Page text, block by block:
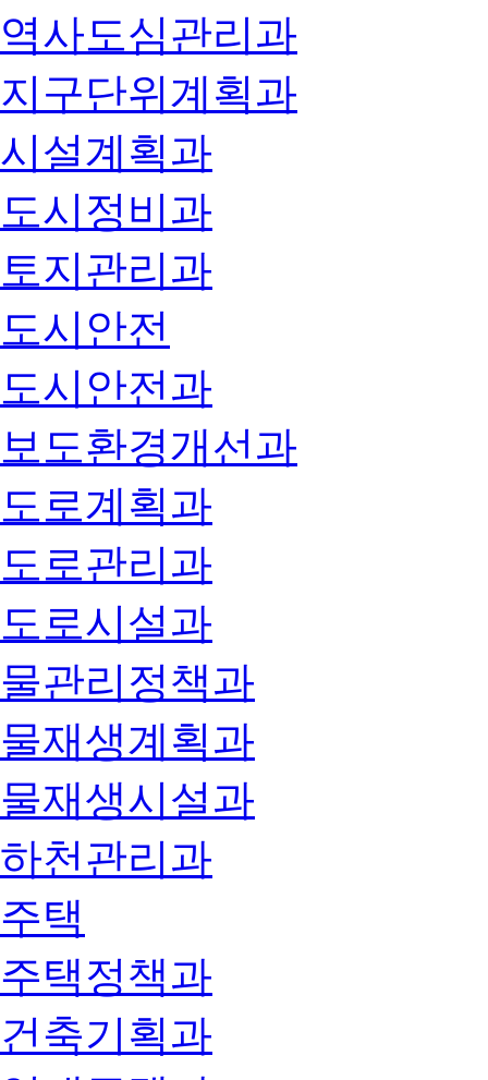
역사도심관리과
지구단위계획과
시설계획과
도시정비과
토지관리과
도시안전
도시안전과
보도환경개선과
도로계획과
도로관리과
도로시설과
물관리정책과
물재생계획과
물재생시설과
하천관리과
주택
주택정책과
건축기획과